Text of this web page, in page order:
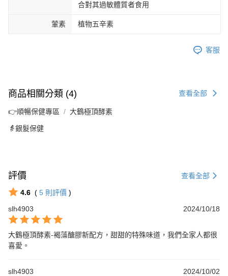
合對其過敏體質者食用
葷素 植物五辛素
客服
商品相關分類 (4) 查看全部
👉順暢保健專區 大鶴極頂酵素
👵銀髮保健
評價 查看全部
4.6 ( 5 則評價 )
slh4903
2024/10/18
大鶴極頂酵素-褐藻醣膠新配方，甜甜的特殊味道，我們全家人都很
喜愛。
slh4903 2024/10/02